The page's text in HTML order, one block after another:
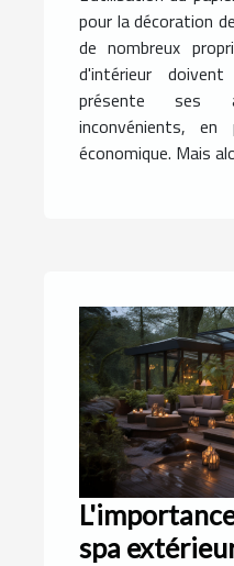
plutôt que
pour la décoration
de nombreux
d'intérieur
présente ses
inconvénients,
économique. Mais
spa